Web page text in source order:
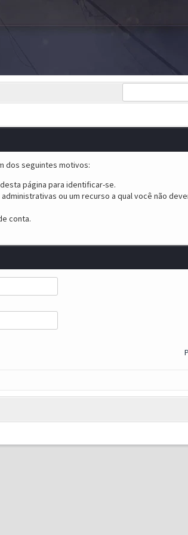
dos seguintes motivos:
página para identificar-se.
ou um recurso a qual você não
conta.